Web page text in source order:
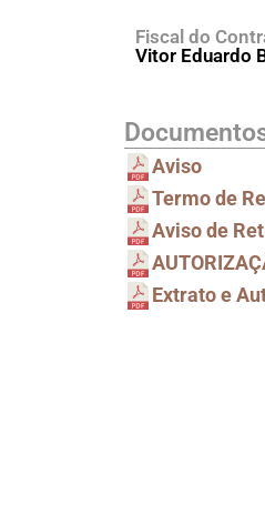
Fiscal do
Vitor Eduardo
Aviso
Termo de
Aviso de
Extrato e